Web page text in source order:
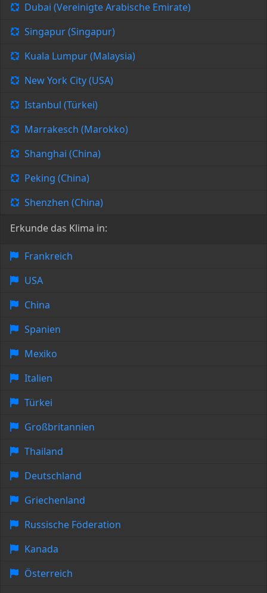
Dubai (Vereinigte Arabische Emirate)
Singapur (Singapur)
Kuala Lumpur (Malaysia)
New York City (USA)
Istanbul (Türkei)
Marrakesch (Marokko)
Shanghai (China)
Peking (China)
Shenzhen (China)
Erkunde das Klima in:
Frankreich
USA
China
Spanien
Mexiko
Italien
Türkei
Großbritannien
Thailand
Deutschland
Griechenland
Russische Föderation
Kanada
Österreich